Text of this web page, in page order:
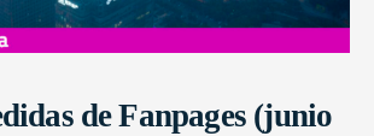
de Fanpages (junio